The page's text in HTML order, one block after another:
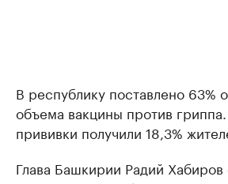
В республику поставлено 63%
объема вакцины против
прививки получили 18,3%
Глава Башкирии Радий Хабиров